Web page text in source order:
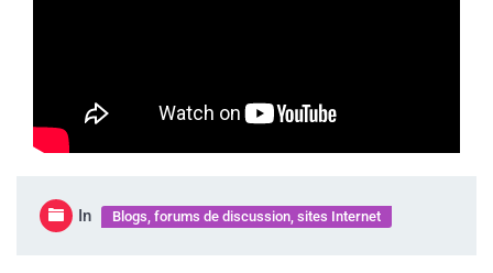
In Blogs, forums de discussion, sites Internet